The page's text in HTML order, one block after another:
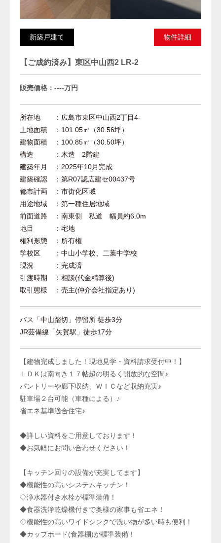
新築戸建て 物件詳細
【ご成約済み】東区中山西2 LR-2
販売価格：----万円
所在地 ：広島市東区中山西2丁目4-
土地面積 ：101.05㎡（30.56坪）
建物面積 ：100.85㎡（30.50坪）
構造 ：木造 2階建
建築年月 ：2025年10月完成
建築確認 ：第R07認広建セ00437号
都市計画 ：市街化区域
用途地域 ：第一種住居地域
前面道路 ：南東側 私道 幅員約6.0m
地目 ：宅地
権利形態 ：所有権
学校区 ：中山小学校、二葉中学校
現況 ：完成済
引渡時期 ：相談(代金精算後)
取引態様 ：売主(仲介会社指定あり)
バス「中山踏切」停留所 徒歩3分
JR芸備線「矢賀駅」徒歩17分
【建物完成しました！現地見学・資料請求受付中！】
ＬＤＫは南向き１７帖超の明るく開放的な空間♪
パントリーや廊下収納、ＷＩＣなど収納充実♪
駐車場２台可能（車種による）♪
省エネ基準適合住宅♪
◆詳しい資料をご用意しております！
◆お気軽にお問い合わせください！
【キッチン回りの設備が充実してます】
◆機能性の高いシステムキッチン！
◇浄水器付き水栓が標準装備！
◆食器洗浄乾燥機付きで奥様の家事も省エネ！
◇機能性の高いワイドシンクで洗い物が多い時も便利！
◆カップボード(食器棚)が標準装備！